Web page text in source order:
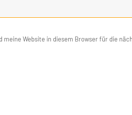
meine Website in diesem Browser für die